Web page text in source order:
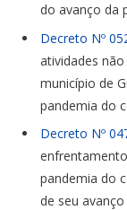
do avanço da
Decreto Nº
atividades
município de
pandemia do
Decreto Nº
pandemia do
de seu